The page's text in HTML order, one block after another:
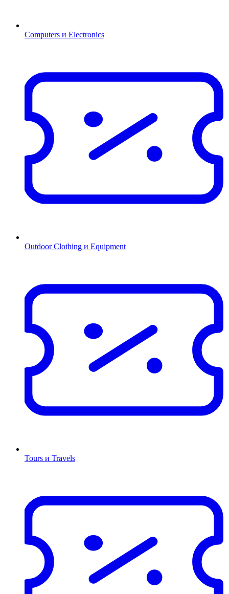
Computers и Electronics
Outdoor Clothing и Equipment
Tours и Travels